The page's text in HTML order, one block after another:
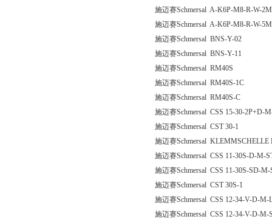
施迈赛Schmersal A-K6P-M8-R-W-
施迈赛Schmersal A-K6P-M8-R-W-
施迈赛Schmersal BNS-Y-02
施迈赛Schmersal BNS-Y-11
施迈赛Schmersal RM40S
施迈赛Schmersal RM40S-1C
施迈赛Schmersal RM40S-C
施迈赛Schmersal CSS 15-30-2P+D-
施迈赛Schmersal CST 30-1
施迈赛Schmersal KLEMMSCHELLE
施迈赛Schmersal CSS 11-30S-D-M-
施迈赛Schmersal CSS 11-30S-SD-M-
施迈赛Schmersal CST 30S-1
施迈赛Schmersal CSS 12-34-V-D-M-
施迈赛Schmersal CSS 12-34-V-D-M-